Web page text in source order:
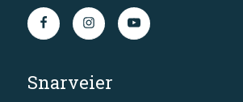
Snarveier